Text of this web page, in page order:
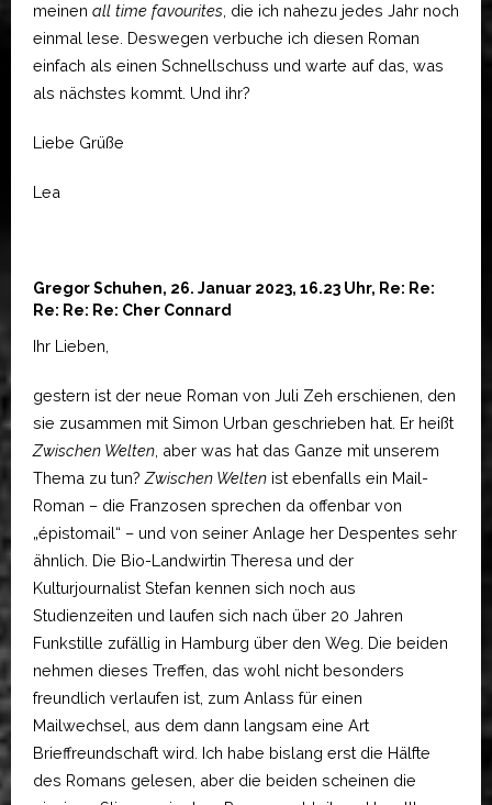
meinen all time favourites , die ich nahezu jedes Jahr noch
einmal lese. Deswegen verbuche ich diesen Roman
einfach als einen Schnellschuss und warte auf das, was
als nächstes kommt. Und ihr?
Liebe Grüße
Lea
Gregor Schuhen, 26. Januar 2023, 16.23 Uhr, Re: Re:
Re: Re: Re: Cher Connard
Ihr Lieben,
gestern ist der neue Roman von Juli Zeh erschienen, den
sie zusammen mit Simon Urban geschrieben hat. Er heißt
Zwischen Welten , aber was hat das Ganze mit unserem
Thema zu tun? Zwischen Welten ist ebenfalls ein Mail-
Roman – die Franzosen sprechen da offenbar von
„épistomail“ – und von seiner Anlage her Despentes sehr
ähnlich. Die Bio-Landwirtin Theresa und der
Kulturjournalist Stefan kennen sich noch aus
Studienzeiten und laufen sich nach über 20 Jahren
Funkstille zufällig in Hamburg über den Weg. Die beiden
nehmen dieses Treffen, das wohl nicht besonders
freundlich verlaufen ist, zum Anlass für einen
Mailwechsel, aus dem dann langsam eine Art
Brieffreundschaft wird. Ich habe bislang erst die Hälfte
des Romans gelesen, aber die beiden scheinen die